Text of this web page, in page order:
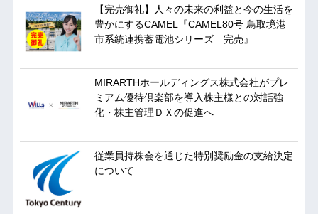
【完売御礼】人々の未来の利益と今の生活を
豊かにするCAMEL『CAMEL80号 鳥取境港
市系統連携蓄電池シリーズ 完売』
MIRARTHホールディングス株式会社がプレ
ミアム優待倶楽部を導入株主様との対話強
化・株主管理ＤＸの促進へ
従業員持株会を通じた特別奨励金の支給決定
について